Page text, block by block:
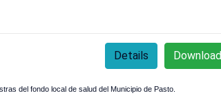
Download
Details
del fondo local de salud del Municipio de Pasto.